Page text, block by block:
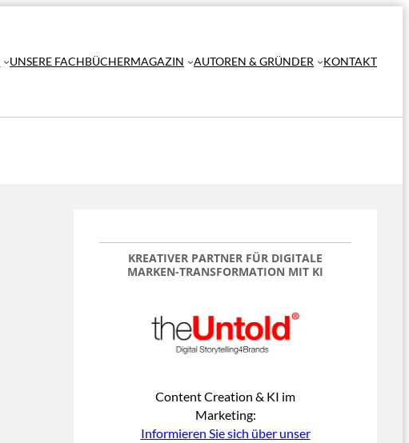
UNSERE FACHBÜCHERMAGAZIN AUTOREN & GRÜNDER KONTAKT
KREATIVER PARTNER FÜR DIGITALE
MARKEN-TRANSFORMATION MIT KI
Content Creation & KI im
Marketing:
Informieren Sie sich über unser